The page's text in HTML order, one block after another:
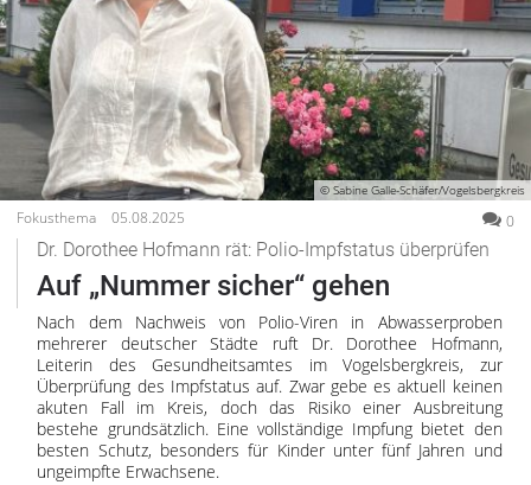
© Sabine Galle-Schäfer/Vogelsbergkreis
Fokusthema 05.08.2025 0
Dr. Dorothee Hofmann rät: Polio-Impfstatus überprüfen
Auf „Nummer sicher“ gehen
Nach dem Nachweis von Polio-Viren in Abwasserproben
mehrerer deutscher Städte ruft Dr. Dorothee Hofmann,
Leiterin des Gesundheitsamtes im Vogelsbergkreis, zur
Überprüfung des Impfstatus auf. Zwar gebe es aktuell keinen
akuten Fall im Kreis, doch das Risiko einer Ausbreitung
bestehe grundsätzlich. Eine vollständige Impfung bietet den
besten Schutz, besonders für Kinder unter fünf Jahren und
ungeimpfte Erwachsene.